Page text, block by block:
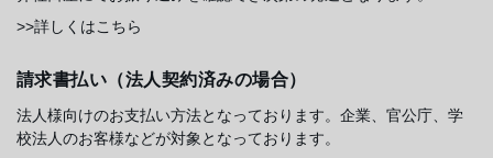
>>詳しくはこちら
請求書払い（法人契約済みの場合）
法人様向けのお支払い方法となっております。企業、官公庁、学
校法人のお客様などが対象となっております。